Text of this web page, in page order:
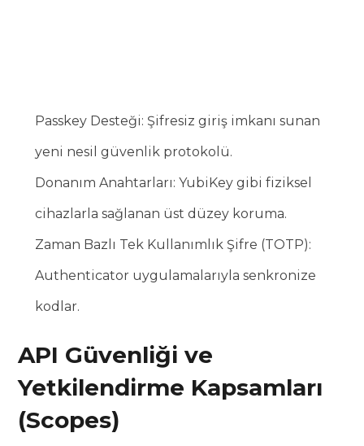
Passkey Desteği: Şifresiz giriş imkanı sunan
yeni nesil güvenlik protokolü.
Donanım Anahtarları: YubiKey gibi fiziksel
cihazlarla sağlanan üst düzey koruma.
Zaman Bazlı Tek Kullanımlık Şifre (TOTP):
Authenticator uygulamalarıyla senkronize
kodlar.
API Güvenliği ve
Yetkilendirme Kapsamları
(Scopes)